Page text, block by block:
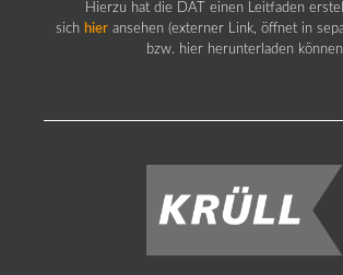
Hierzu hat die DAT einen Leitfaden
sich hier ansehen (externer Link, öffnet in
bzw. hier herunterladen können